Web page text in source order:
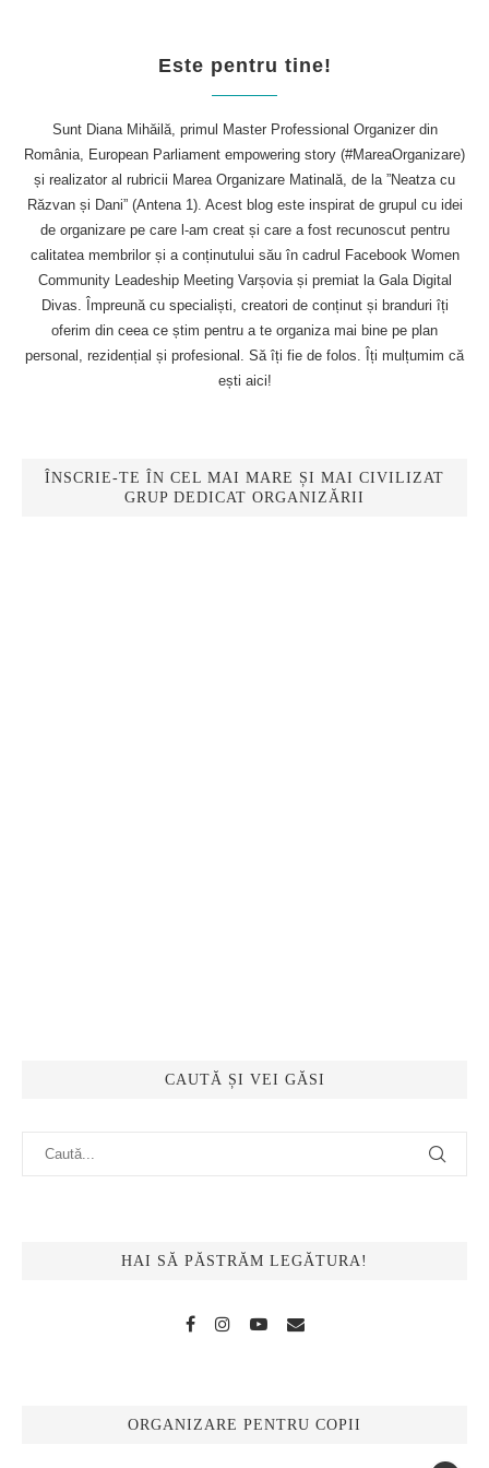
Este pentru tine!
Sunt Diana Mihăilă, primul Master Professional Organizer din
România, European Parliament empowering story (#MareaOrganizare)
și realizator al rubricii Marea Organizare Matinală, de la ”Neatza cu
Răzvan și Dani” (Antena 1). Acest blog este inspirat de grupul cu idei
de organizare pe care l-am creat și care a fost recunoscut pentru
calitatea membrilor și a conținutului său în cadrul Facebook Women
Community Leadeship Meeting Varșovia și premiat la Gala Digital
Divas. Împreună cu specialiști, creatori de conținut și branduri îți
oferim din ceea ce știm pentru a te organiza mai bine pe plan
personal, rezidențial și profesional. Să îți fie de folos. Îți mulțumim că
ești aici!
ÎNSCRIE-TE ÎN CEL MAI MARE ȘI MAI CIVILIZAT
GRUP DEDICAT ORGANIZĂRII
CAUTĂ ȘI VEI GĂSI
HAI SĂ PĂSTRĂM LEGĂTURA!
ORGANIZARE PENTRU COPII